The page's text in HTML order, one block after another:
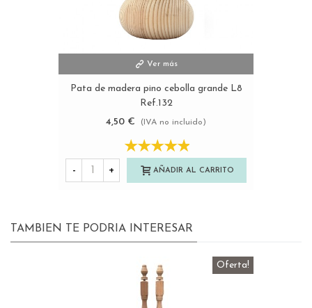
Ver más
Pata de madera pino cebolla grande L8
Ref.132
4,50 €
(IVA no incluido)
- + AÑADIR AL CARRITO
TAMBIEN TE PODRIA INTERESAR
Oferta!